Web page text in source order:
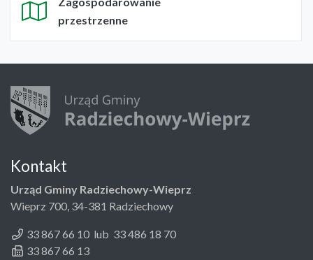
przestrzenne
Kontakt
Urząd Gminy Radziechowy-Wieprz
Wieprz 700, 34-381 Radziechowy
33 867 66 10 lub 33 486 18 70
33 867 66 13